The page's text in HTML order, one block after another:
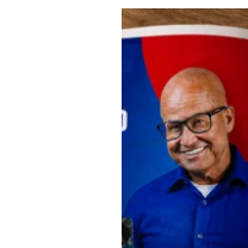
NILTON NECO
Sindec: 94 anos de união
MARIA AUXILIADORA
Agosto Lilás: todos e
combate à...
EDUARDO ANNUNCIATO